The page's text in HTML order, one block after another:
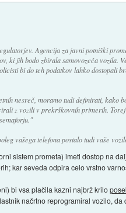
Agencija za javni potniški
ki jih bodo zbirala samovozeča vozila.
bi do teh podatkov lahko dostopali
nesreč, moramo tudi definirati, kako
z vozili v prekrškovnih primerih. Torej
vašega telefona postalo tudi vaše
sistem prometa) imeti dostop na
kar seveda odpira celo vrstno
bi vsa plačila kazni najbrž krilo
načrtno reprogramiral vozilo, da